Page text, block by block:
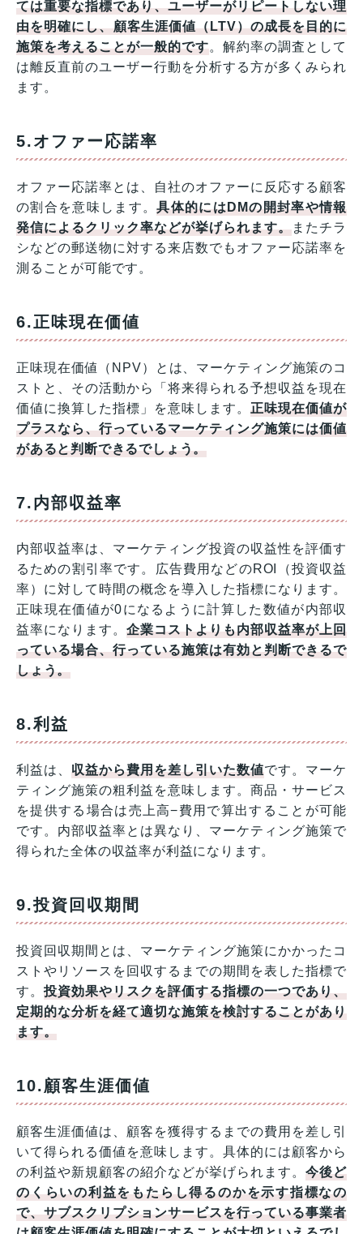
ては重要な指標であり、ユーザーがリピートしない理
由を明確にし、顧客生涯価値（LTV）の成長を目的に
施策を考えることが一般的です。解約率の調査として
は離反直前のユーザー行動を分析する方が多くみられ
ます。
5.オファー応諾率
オファー応諾率とは、自社のオファーに反応する顧客
の割合を意味します。具体的にはDMの開封率や情報
発信によるクリック率などが挙げられます。またチラ
シなどの郵送物に対する来店数でもオファー応諾率を
測ることが可能です。
6.正味現在価値
正味現在価値（NPV）とは、マーケティング施策のコ
ストと、その活動から「将来得られる予想収益を現在
価値に換算した指標」を意味します。正味現在価値が
プラスなら、行っているマーケティング施策には価値
があると判断できるでしょう。
7.内部収益率
内部収益率は、マーケティング投資の収益性を評価す
るための割引率です。広告費用などのROI（投資収益
率）に対して時間の概念を導入した指標になります。
正味現在価値が0になるように計算した数値が内部収
益率になります。企業コストよりも内部収益率が上回
っている場合、行っている施策は有効と判断できるで
しょう。
8.利益
利益は、収益から費用を差し引いた数値です。マーケ
ティング施策の粗利益を意味します。商品・サービス
を提供する場合は売上高−費用で算出することが可能
です。内部収益率とは異なり、マーケティング施策で
得られた全体の収益率が利益になります。
9.投資回収期間
投資回収期間とは、マーケティング施策にかかったコ
ストやリソースを回収するまでの期間を表した指標で
す。投資効果やリスクを評価する指標の一つであり、
定期的な分析を経て適切な施策を検討することがあり
ます。
10.顧客生涯価値
顧客生涯価値は、顧客を獲得するまでの費用を差し引
いて得られる価値を意味します。具体的には顧客から
の利益や新規顧客の紹介などが挙げられます。今後ど
のくらいの利益をもたらし得るのかを示す指標なの
で、サブスクリプションサービスを行っている事業者